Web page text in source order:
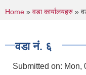
You are
Home » वडा कार्यालयहरु »
वडा नं. ६
Submitted on: Mon,